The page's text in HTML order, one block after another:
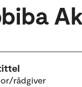
rådgiver